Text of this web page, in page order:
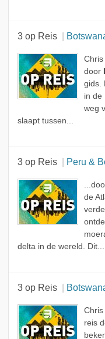
3 op Reis Botswana
door
gids.
in de
weg
slaapt tussen...
3 op Reis Peru &
de
delta in de wereld. Dit...
3 op Reis Botswana
reis